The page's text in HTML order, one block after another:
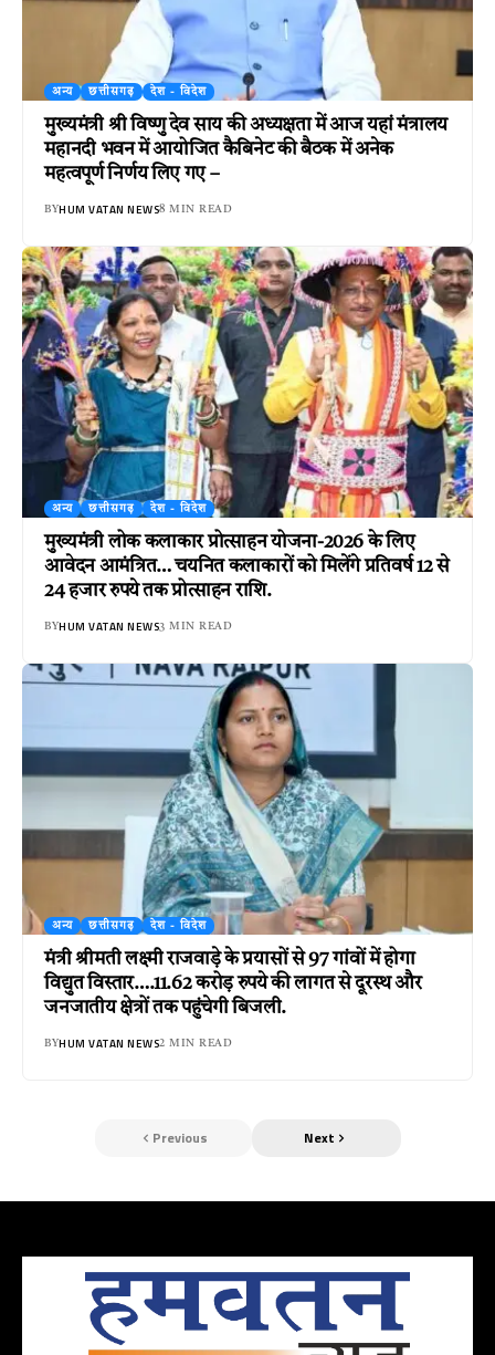
अन्य छत्तीसगढ़ देश - विदेश
मुख्यमंत्री श्री विष्णु देव साय की अध्यक्षता में आज यहां मंत्रालय
महानदी भवन में आयोजित कैबिनेट की बैठक में अनेक
महत्वपूर्ण निर्णय लिए गए –
BYHUM VATAN NEWS8 MIN READ
अन्य छत्तीसगढ़ देश - विदेश
मुख्यमंत्री लोक कलाकार प्रोत्साहन योजना-2026 के लिए
आवेदन आमंत्रित… चयनित कलाकारों को मिलेंगे प्रतिवर्ष 12 से
24 हजार रुपये तक प्रोत्साहन राशि.
BYHUM VATAN NEWS3 MIN READ
अन्य छत्तीसगढ़ देश - विदेश
मंत्री श्रीमती लक्ष्मी राजवाड़े के प्रयासों से 97 गांवों में होगा
विद्युत विस्तार….11.62 करोड़ रुपये की लागत से दूरस्थ और
जनजातीय क्षेत्रों तक पहुंचेगी बिजली.
BYHUM VATAN NEWS2 MIN READ
Previous Next